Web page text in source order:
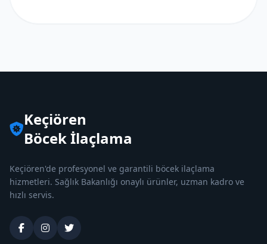
Keçiören
Böcek İlaçlama
Keçiören'de profesyonel ve garantili böcek ilaçlama
hizmetleri. Sağlık Bakanlığı onaylı ürünler, uzman kadro ve
hızlı servis.